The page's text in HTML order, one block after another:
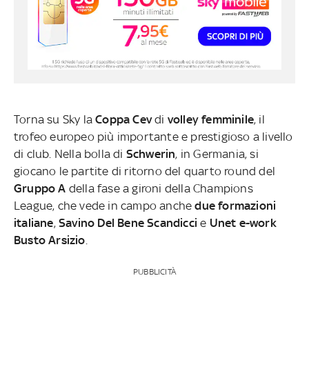
Torna su Sky laCoppa Cevdi volley femminile, il
trofeo europeo più importante e prestigioso a livello
di club. Nella bolla di Schwerin, in Germania, si
giocano le partite di ritorno del quarto round del
Gruppo A della fase a gironi della Champions
League, che vede in campo anchedue formazioni
italiane, Savino Del Bene Scandicci e Unet e-work
Busto Arsizio.
PUBBLICITÀ